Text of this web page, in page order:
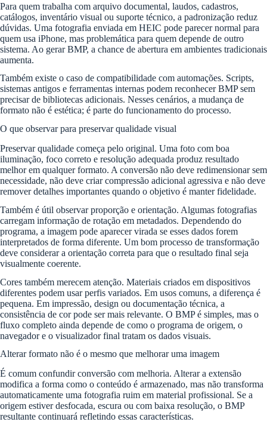
Para quem trabalha com arquivo documental, laudos, cadastros,
catálogos, inventário visual ou suporte técnico, a padronização reduz
dúvidas. Uma fotografia enviada em HEIC pode parecer normal para
quem usa iPhone, mas problemática para quem depende de outro
sistema. Ao gerar BMP, a chance de abertura em ambientes tradicionais
aumenta.
Também existe o caso de compatibilidade com automações. Scripts,
sistemas antigos e ferramentas internas podem reconhecer BMP sem
precisar de bibliotecas adicionais. Nesses cenários, a mudança de
formato não é estética; é parte do funcionamento do processo.
O que observar para preservar qualidade visual
Preservar qualidade começa pelo original. Uma foto com boa
iluminação, foco correto e resolução adequada produz resultado
melhor em qualquer formato. A conversão não deve redimensionar sem
necessidade, não deve criar compressão adicional agressiva e não deve
remover detalhes importantes quando o objetivo é manter fidelidade.
Também é útil observar proporção e orientação. Algumas fotografias
carregam informação de rotação em metadados. Dependendo do
programa, a imagem pode aparecer virada se esses dados forem
interpretados de forma diferente. Um bom processo de transformação
deve considerar a orientação correta para que o resultado final seja
visualmente coerente.
Cores também merecem atenção. Materiais criados em dispositivos
diferentes podem usar perfis variados. Em usos comuns, a diferença é
pequena. Em impressão, design ou documentação técnica, a
consistência de cor pode ser mais relevante. O BMP é simples, mas o
fluxo completo ainda depende de como o programa de origem, o
navegador e o visualizador final tratam os dados visuais.
Alterar formato não é o mesmo que melhorar uma imagem
É comum confundir conversão com melhoria. Alterar a extensão
modifica a forma como o conteúdo é armazenado, mas não transforma
automaticamente uma fotografia ruim em material profissional. Se a
origem estiver desfocada, escura ou com baixa resolução, o BMP
resultante continuará refletindo essas características.